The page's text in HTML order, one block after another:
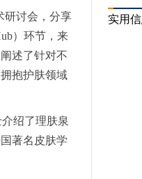
研讨会，分享
）环节，来
述了针对不
抱护肤领域
绍了理肤泉
著名皮肤学
实用